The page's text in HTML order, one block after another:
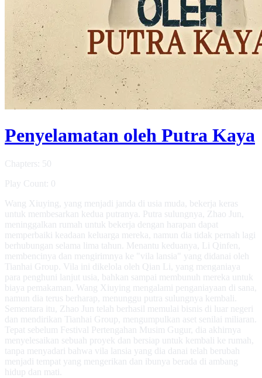
Penyelamatan oleh Putra Kaya
Chapters: 50
Play Count: 0
Wang Xiuying, yang menjadi janda di usia muda, bekerja keras
untuk membesarkan kedua putranya. Putra sulungnya, Zhao Jun,
meninggalkan rumah untuk bekerja dengan harapan dapat
memperbaiki keadaan keluarga mereka, namun dia tidak pernah lagi
berhubungan selama lima tahun. Menantu keduanya, Li Qinfen,
membencinya dan mengirimnya ke "vila lansia" yang didanai oleh
Tianhai Group. Vila ini dikelola oleh Qian Li, yang menganiaya
para penghuni lanjut usia, bahkan sampai membunuh mereka untuk
biaya pemakaman. Wang Xiuying mengalami penganiayaan di sana,
namun dia terus berharap, menunggu putra sulungnya kembali.
Sementara itu, Zhao Jun telah berhasil memulai bisnis di luar negeri
dan mendirikan Tianhai Group, mengumpulkan aset senilai miliaran.
Tepat sebelum Festival Pertengahan Musim Gugur, dia akhirnya
menyelesaikan sebuah proyek dan bersiap untuk kembali ke rumah,
tanpa menyadari bahwa vila lansia yang dia danai telah berubah
menjadi tempat yang mengerikan dan ibunya berada di ambang
hidup dan mati.